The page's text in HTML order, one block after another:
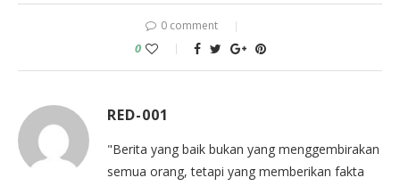
0 comment
0
RED-001
"Berita yang baik bukan yang menggembirakan
semua orang, tetapi yang memberikan fakta